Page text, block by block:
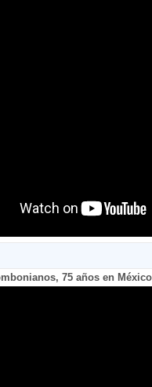
75 años en México